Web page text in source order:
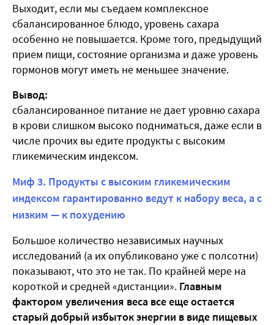
Выходит, если мы съедаем комплексное
сбалансированное блюдо, уровень сахара
особенно не повышается. Кроме того, предыдущий
прием пищи, состояние организма и даже уровень
гормонов могут иметь не меньшее значение.
Вывод:
сбалансированное питание не дает уровню сахара
в крови слишком высоко подниматься, даже если в
числе прочих вы едите продукты с высоким
гликемическим индексом.
Миф 3. Продукты с высоким гликемическим
индексом гарантированно ведут к набору веса, а с
низким — к похудению
Большое количество независимых научных
исследований (а их опубликовано уже с полсотни)
показывают, что это не так. По крайней мере на
короткой и средней «дистанции». Главным
фактором увеличения веса все еще остается
старый добрый избыток энергии в виде пищевых